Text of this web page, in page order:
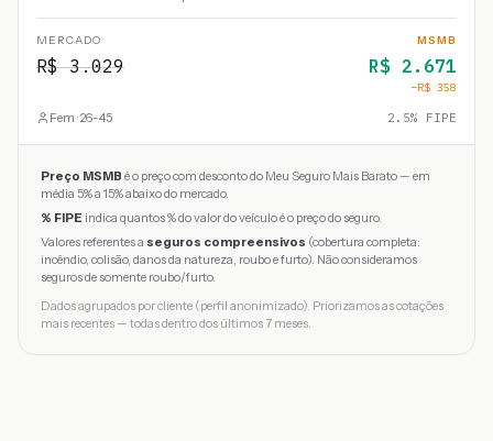
MERCADO
R$3.029
MSMB
R$ 2.671
−R$ 358
Fem · 26-45 2.5% FIPE
Preço MSMB é o preço com desconto do Meu Seguro Mais Barato — em
média 5% a 15% abaixo do mercado.
% FIPE indica quantos % do valor do veículo é o preço do seguro.
Valores referentes a seguros compreensivos (cobertura completa:
incêndio, colisão, danos da natureza, roubo e furto). Não consideramos
seguros de somente roubo/furto.
Dados agrupados por cliente (perfil anonimizado). Priorizamos as cotações
mais recentes — todas dentro dos últimos 7 meses.